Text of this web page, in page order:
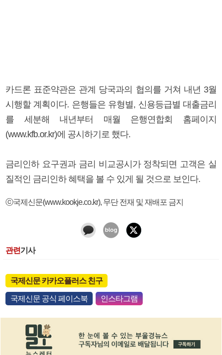
카드론 표준약관은 관계 당국과의 협의를 거쳐 내년 3월
시행할 계획이다. 은행들은 유형별, 신용등급별 대출금리
를 세분해 내년부터 매월 은행연합회 홈페이지
(www.kfb.or.kr)에 공시하기로 했다.
금리인하 요구권과 금리 비교공시가 정착되면 고객은 실
질적인 금리인하 혜택을 볼 수 있게 될 것으로 보인다.
ⓒ국제신문(www.kookje.co.kr), 무단 전재 및 재배포 금지
관련기사
국제신문 카카오플러스 친구
국제신문 공식 페이스북 인스타그램